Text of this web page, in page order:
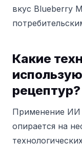
вкус Blueberry
Какие
рецептур?
Применение ИИ
опирается на